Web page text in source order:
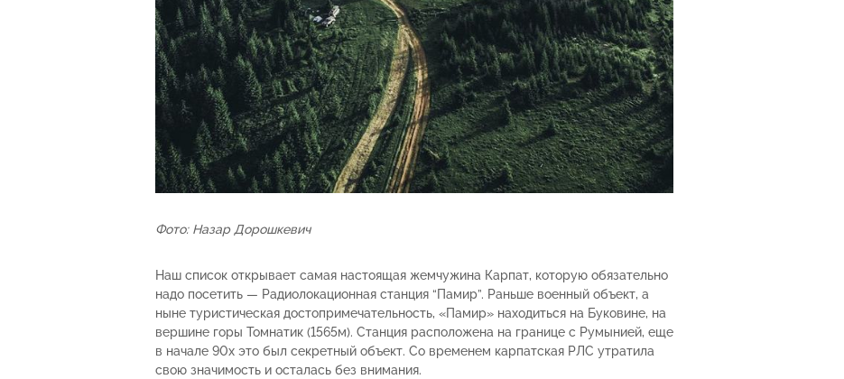
Фото: Назар Дорошкевич
Наш список открывает самая настоящая жемчужина Карпат, которую обязательно
надо посетить — Радиолокационная станция “Памир”. Раньше военный объект, а
ныне туристическая достопримечательность, «Памир» находиться на Буковине, на
вершине горы Томнатик (1565м). Станция расположена на границе с Румынией, еще
в начале 90х это был секретный объект. Со временем карпатская РЛС утратила
свою значимость и осталась без внимания.